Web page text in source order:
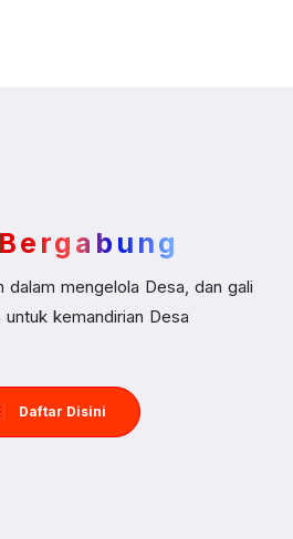
Bergabung
dalam mengelola Desa, dan gali
kemandirian Desa
Daftar Disini